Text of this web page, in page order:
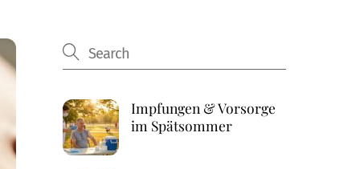
Impfungen & Vorsorge
im Spätsommer